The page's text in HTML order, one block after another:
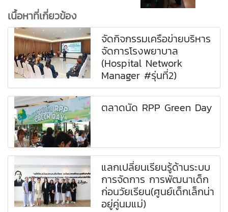
เนื้อหาที่เกี่ยวข้อง
จัดกิจกรรมเครือข่ายบริหาร
จัดการโรงพยาบาล
(Hospital Network
Manager #รุ่นที่2)
ตลาดนัด RPP Green Day
แลกเปลี่ยนเรียนรู้ด้านระบบ
การจัดการ การพัฒนาเด็ก
ก่อนวัยเรียน(ศูนย์เด็กเล็กน่า
อยู่คู่นมแม่)